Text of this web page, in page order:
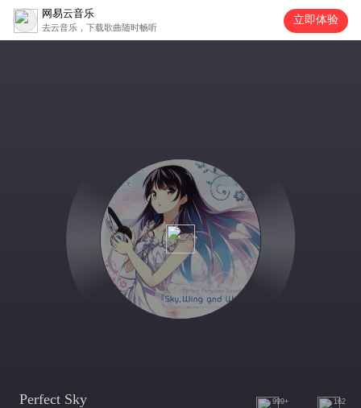
网易云音乐
去云音乐，下载歌曲随时畅听
立即体验
Perfect Sky 999+ 162